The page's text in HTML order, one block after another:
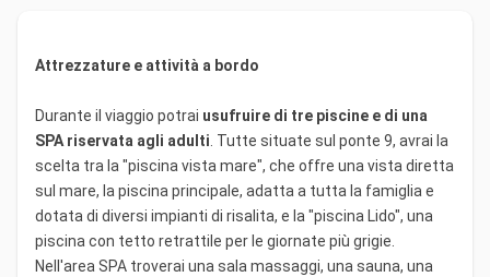
Attrezzature e attività a bordo
Durante il viaggio potrai usufruire di tre piscine e di una
SPA riservata agli adulti . Tutte situate sul ponte 9, avrai la
scelta tra la "piscina vista mare", che offre una vista diretta
sul mare, la piscina principale, adatta a tutta la famiglia e
dotata di diversi impianti di risalita, e la "piscina Lido", una
piscina con tetto retrattile per le giornate più grigie.
Nell'area SPA troverai una sala massaggi, una sauna, una